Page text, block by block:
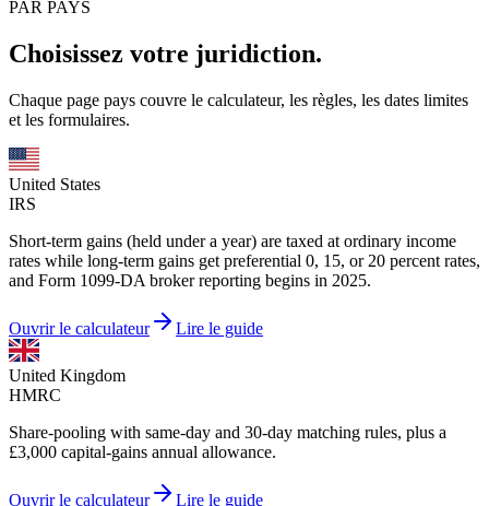
PAR PAYS
Choisissez votre juridiction.
Chaque page pays couvre le calculateur, les règles, les dates limites
et les formulaires.
United States
IRS
Short-term gains (held under a year) are taxed at ordinary income
rates while long-term gains get preferential 0, 15, or 20 percent rates,
and Form 1099-DA broker reporting begins in 2025.
Ouvrir le calculateur Lire le guide
United Kingdom
HMRC
Share-pooling with same-day and 30-day matching rules, plus a
£3,000 capital-gains annual allowance.
Ouvrir le calculateur Lire le guide